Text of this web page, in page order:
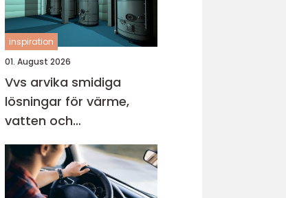
inspiration
01. August 2026
Vvs arvika smidiga
lösningar för värme,
vatten och
inomhusklimat